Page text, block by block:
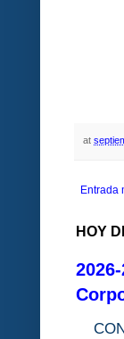
at
Entrada
HOY